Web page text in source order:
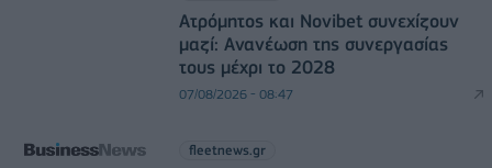
Ατρόμητος και Novibet συνεχίζουν
μαζί: Ανανέωση της συνεργασίας
τους μέχρι το 2028
07/08/2026 - 08:47
fleetnews.gr